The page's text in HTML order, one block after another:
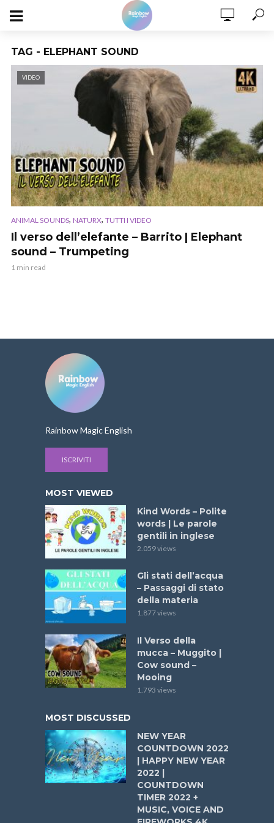
TAG - ELEPHANT SOUND
VIDEO
ANIMAL SOUNDS, NATURX, TUTTI I VIDEO
Il verso dell’elefante – Barrito | Elephant
sound – Trumpeting
1 min read
Rainbow Magic English
ISCRIVITI
MOST VIEWED
Kind Words – Polite
words | Le parole
gentili in inglese
2.059 views
Gli stati dell’acqua
– Passaggi di stato
della materia
1.877 views
Il Verso della
mucca – Muggito |
Cow sound –
Mooing
1.793 views
MOST DISCUSSED
NEW YEAR
COUNTDOWN 2022
| HAPPY NEW YEAR
2022 |
COUNTDOWN
TIMER 2022 +
MUSIC, VOICE AND